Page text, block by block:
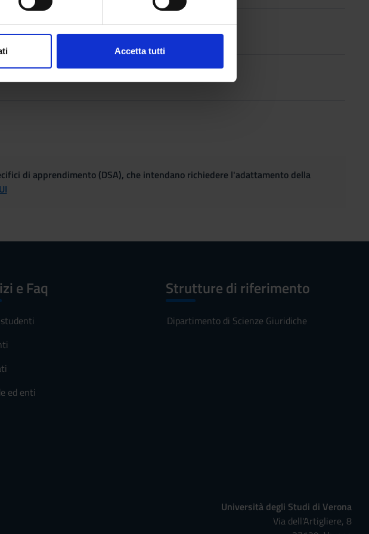
sui cookie.
con altre informazioni che hai fornito loro o
Accetta tutti
Palumbo,
Palermo
2006
romano
Utet, Torino 1993
di apprendimento (DSA), che intendano richiedere l'adattamento della
e Faq
ed enti
Strutture di riferimento
Dipartimento di Scienze Giuridiche
Università degli Studi di Verona
Via dell'Artigliere, 8